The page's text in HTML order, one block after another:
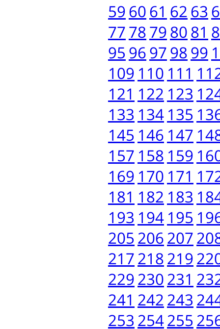
596061 6263
7778798081
95 96979899
109 110 111
121 122 123
133 134 135
145 146 147
157 158 159
169 170 171
181 182 183
193 194 195
205 206207
217218219
229230231
241 242243
253 254255